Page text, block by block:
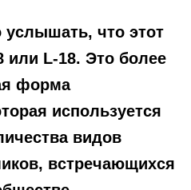
что этот
или L-18. Это более
форма
используется
видов
встречающихся